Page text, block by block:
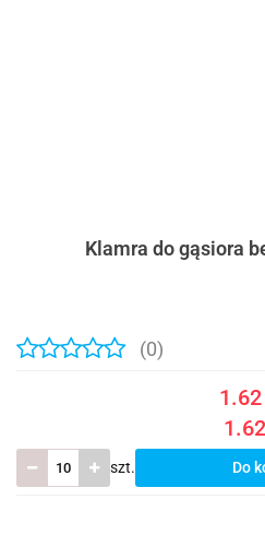
Klamra do gąsiora
(0)
1.62
1.62
szt. Do